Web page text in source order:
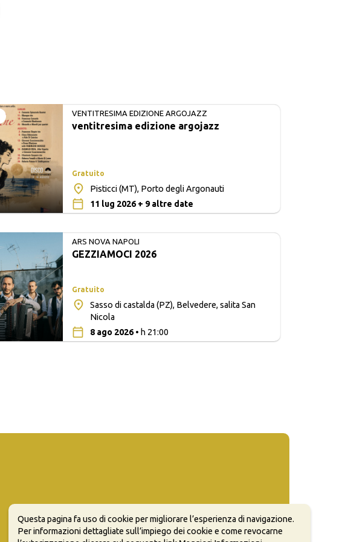
VENTITRESIMA EDIZIONE ARGOJAZZ
ventitresima edizione argojazz
Gratuito
Pisticci (MT), Porto degli Argonauti
11 lug 2026 + 9 altre date
ARS NOVA NAPOLI
GEZZIAMOCI 2026
Gratuito
Sasso di castalda (PZ), Belvedere, salita San
Nicola
8 ago 2026• h 21:00
Questa pagina fa uso di cookie per migliorare l’esperienza di navigazione.
Per informazioni dettagliate sull’impiego dei cookie e come revocarne